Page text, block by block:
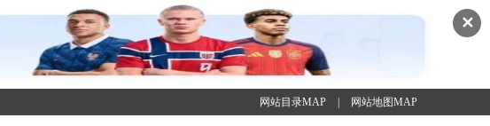
✕
网站目录MAP 网站地图MAP